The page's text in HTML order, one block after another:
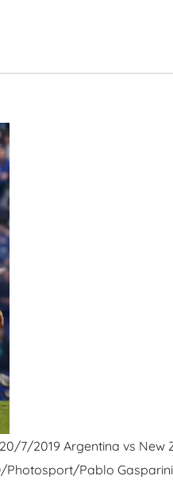
7/2019 Argentina vs New
Photosport/Pablo Gasparini